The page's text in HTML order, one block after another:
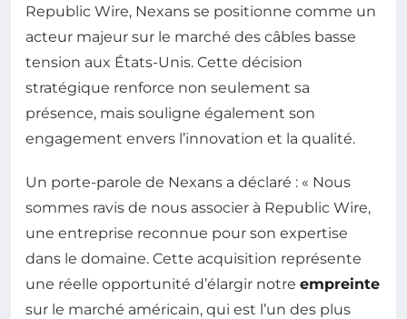
Republic Wire, Nexans se positionne comme un
acteur majeur sur le marché des câbles basse
tension aux États-Unis. Cette décision
stratégique renforce non seulement sa
présence, mais souligne également son
engagement envers l’innovation et la qualité.
Un porte-parole de Nexans a déclaré : « Nous
sommes ravis de nous associer à Republic Wire,
une entreprise reconnue pour son expertise
dans le domaine. Cette acquisition représente
une réelle opportunité d’élargir notre empreinte
sur le marché américain, qui est l’un des plus